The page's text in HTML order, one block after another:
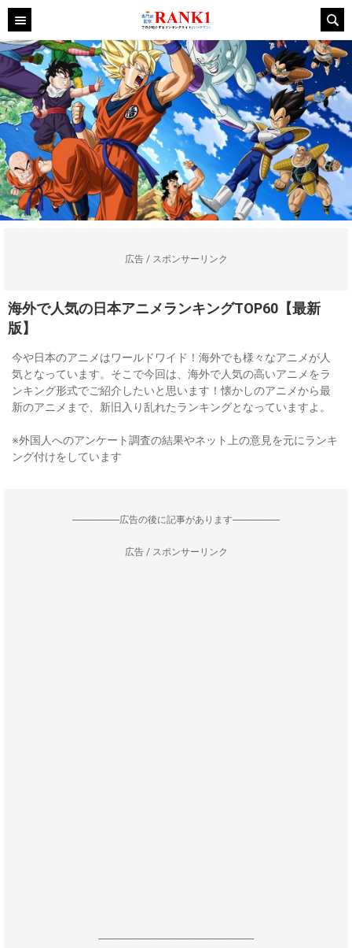
広告 / スポンサーリンク
海外で人気の日本アニメランキングTOP60【最新
版】
今や日本のアニメはワールドワイド！海外でも様々なアニメが人
気となっています。そこで今回は、海外で人気の高いアニメをラ
ンキング形式でご紹介したいと思います！懐かしのアニメから最
新のアニメまで、新旧入り乱れたランキングとなっていますよ。
※外国人へのアンケート調査の結果やネット上の意見を元にランキ
ング付けをしています
--------------------広告の後に記事があります--------------------
広告 / スポンサーリンク
------------------------------------------------------------------